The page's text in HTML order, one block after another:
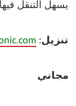
يسهل التنقل
تنزيل:
مجاني